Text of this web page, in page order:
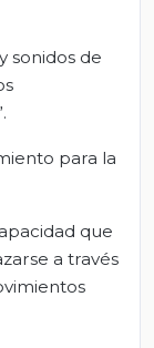
sonidos de
para la
que
a través